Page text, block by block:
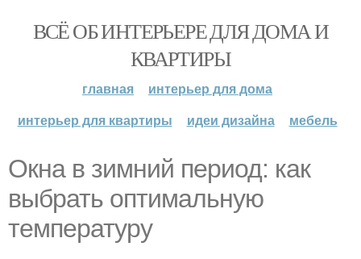
ВСЁ ОБ ИНТЕРЬЕРЕ ДЛЯ ДОМА И
КВАРТИРЫ
главная
интерьер для дома
интерьер для квартиры
идеи дизайна мебель
Окна в зимний период: как
выбрать оптимальную
температуру